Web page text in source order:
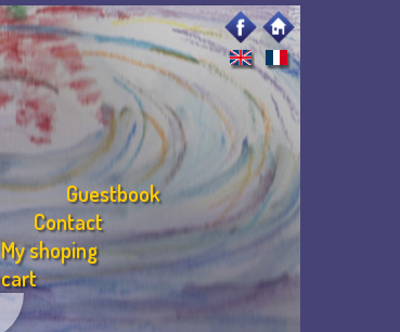
Guestbook
Contact
My shoping
cart